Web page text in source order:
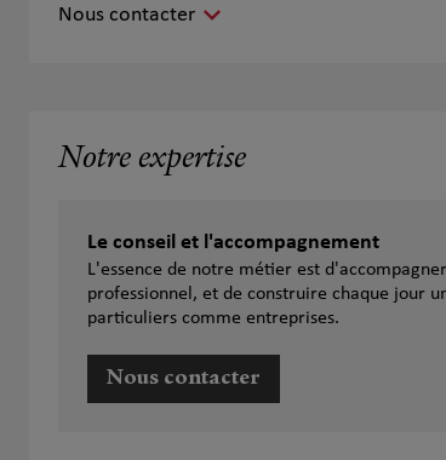
Nous contacter
Notre expertise
Le conseil et l'accompagnement
L'essence de notre métier est
professionnel, et de construire chaque jour
particuliers comme entreprises.
Nous contacter